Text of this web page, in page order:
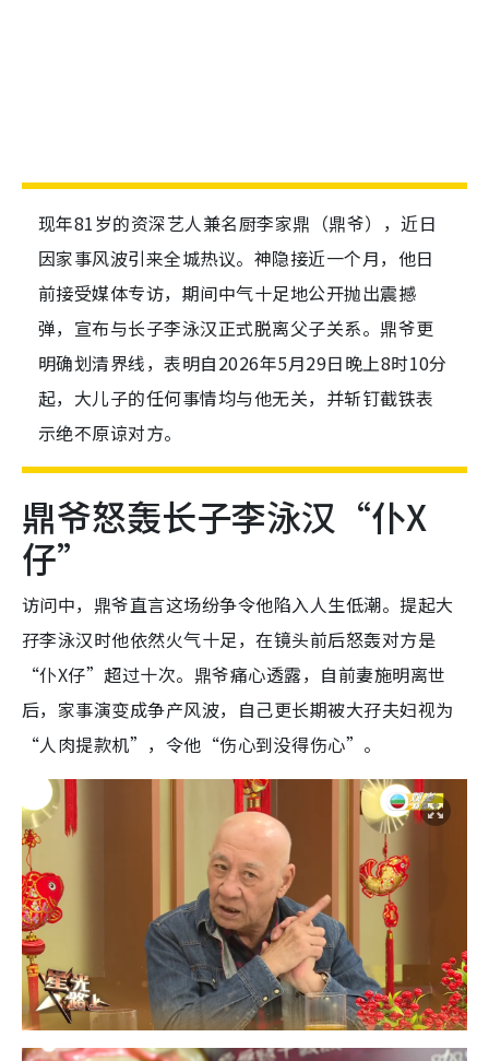
现年81岁的资深艺人兼名厨李家鼎（鼎爷），近日
因家事风波引来全城热议。神隐接近一个月，他日
前接受媒体专访，期间中气十足地公开抛出震撼
弹，宣布与长子李泳汉正式脱离父子关系。鼎爷更
明确划清界线，表明自2026年5月29日晚上8时10分
起，大儿子的任何事情均与他无关，并斩钉截铁表
示绝不原谅对方。
鼎爷怒轰长子李泳汉“仆X
仔”
访问中，鼎爷直言这场纷争令他陷入人生低潮。提起大
孖李泳汉时他依然火气十足，在镜头前后怒轰对方是
“仆X仔”超过十次。鼎爷痛心透露，自前妻施明离世
后，家事演变成争产风波，自己更长期被大孖夫妇视为
“人肉提款机”，令他“伤心到没得伤心”。